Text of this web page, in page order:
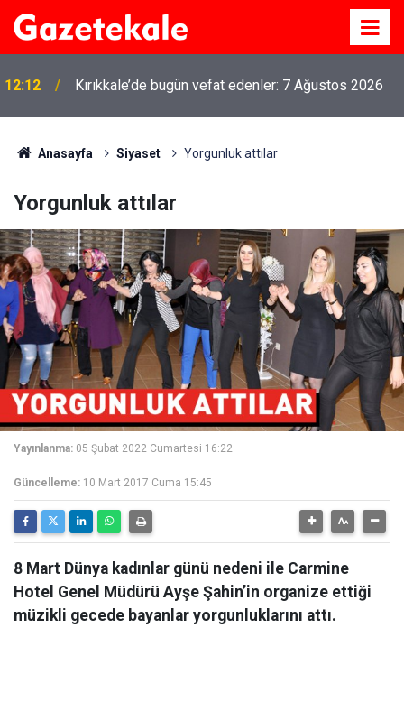
12:12 Kırıkkale’de bugün vefat edenler: 7 Ağustos 2026
Anasayfa Siyaset Yorgunluk attılar
Yorgunluk attılar
Yayınlanma: 05 Şubat 2022 Cumartesi 16:22
Güncelleme: 10 Mart 2017 Cuma 15:45
8 Mart Dünya kadınlar günü nedeni ile Carmine
Hotel Genel Müdürü Ayşe Şahin’in organize ettiği
müzikli gecede bayanlar yorgunluklarını attı.